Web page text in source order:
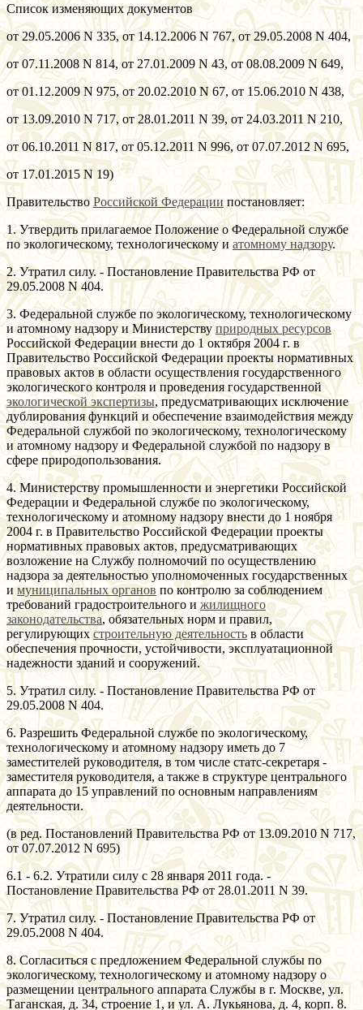
Список изменяющих документов
от 29.05.2006 N 335, от 14.12.2006 N 767, от 29.05.2008 N 404,
от 07.11.2008 N 814, от 27.01.2009 N 43, от 08.08.2009 N 649,
от 01.12.2009 N 975, от 20.02.2010 N 67, от 15.06.2010 N 438,
от 13.09.2010 N 717, от 28.01.2011 N 39, от 24.03.2011 N 210,
от 06.10.2011 N 817, от 05.12.2011 N 996, от 07.07.2012 N 695,
от 17.01.2015 N 19)
ПравительствоРоссийской Федерации постановляет:
1. Утвердить прилагаемое Положение о Федеральной службе
по экологическому, технологическому и атомному надзору.
2. Утратил силу. - Постановление Правительства РФ от
29.05.2008 N 404.
3. Федеральной службе по экологическому, технологическому
и атомному надзору и Министерствуприродных ресурсов
Российской Федерации внести до 1 октября 2004 г. в
Правительство Российской Федерации проекты нормативных
правовых актов в области осуществления государственного
экологического контроля и проведения государственной
экологической экспертизы, предусматривающих исключение
дублирования функций и обеспечение взаимодействия между
Федеральной службой по экологическому, технологическому
и атомному надзору и Федеральной службой по надзору в
сфере природопользования.
4. Министерству промышленности и энергетики Российской
Федерации и Федеральной службе по экологическому,
технологическому и атомному надзору внести до 1 ноября
2004 г. в Правительство Российской Федерации проекты
нормативных правовых актов, предусматривающих
возложение на Службу полномочий по осуществлению
надзора за деятельностью уполномоченных государственных
имуниципальных органов по контролю за соблюдением
требований градостроительного и жилищного
законодательства, обязательных норм и правил,
регулирующихстроительную деятельность в области
обеспечения прочности, устойчивости, эксплуатационной
надежности зданий и сооружений.
5. Утратил силу. - Постановление Правительства РФ от
29.05.2008 N 404.
6. Разрешить Федеральной службе по экологическому,
технологическому и атомному надзору иметь до 7
заместителей руководителя, в том числе статс-секретаря -
заместителя руководителя, а также в структуре центрального
аппарата до 15 управлений по основным направлениям
деятельности.
(в ред. Постановлений Правительства РФ от 13.09.2010 N 717,
от 07.07.2012 N 695)
6.1 - 6.2. Утратили силу с 28 января 2011 года. -
Постановление Правительства РФ от 28.01.2011 N 39.
7. Утратил силу. - Постановление Правительства РФ от
29.05.2008 N 404.
8. Согласиться с предложением Федеральной службы по
экологическому, технологическому и атомному надзору о
размещении центрального аппарата Службы в г. Москве, ул.
Таганская, д. 34, строение 1, и ул. А. Лукьянова, д. 4, корп. 8.